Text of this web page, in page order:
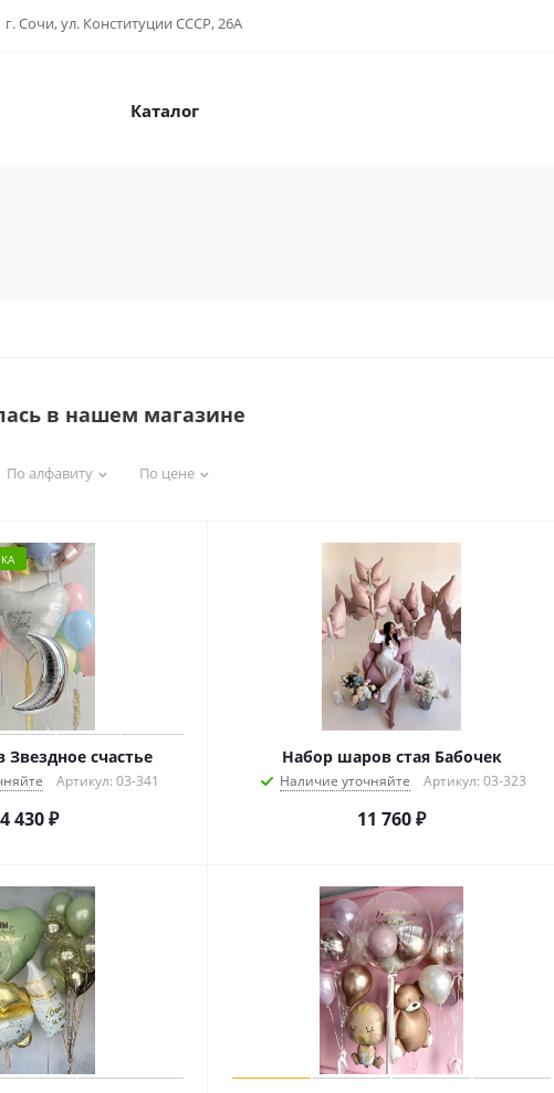
г. Сочи, ул. Конституции СССР, 26А
Каталог
в нашем магазине
По алфавиту По цене
счастье
Артикул: 03-341
430₽
Набор шаров стая Бабочек
Наличие уточняйте Артикул: 03-323
11 760₽